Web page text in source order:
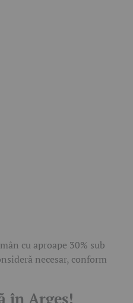
cu aproape 30% sub
necesar, conform
în Argeș!